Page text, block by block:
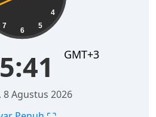
4
5
6
7
GMT+3
8 Agustus 2026